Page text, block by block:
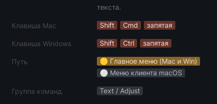
текста.
Клавиша Mac Shift Cmd запятая
Клавиша Windows Shift Ctrl запятая
Путь
🟡 Главное меню (Mac и Win)
⚪️ Меню клиента macOS
Группа команд Text / Adjust